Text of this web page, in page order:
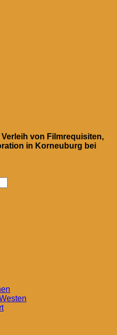
von Filmrequisiten,
in Korneuburg bei